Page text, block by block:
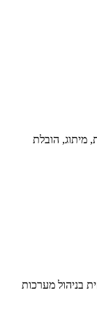
מיתוג, הובלת
בניהול מערכות